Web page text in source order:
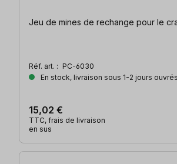
Jeu de mines de rechange pour le
Réf. art. : PC-6030
En stock, livraison sous 1-2 jours ouvrés
15,02 €
TTC, frais de livraison
en sus